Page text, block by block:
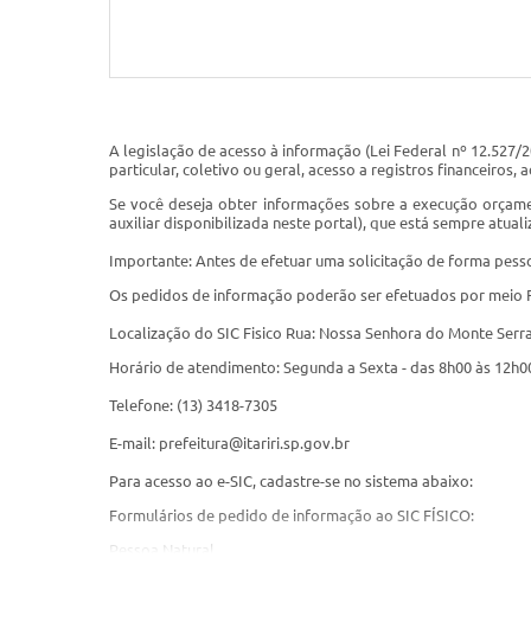
A legislação de acesso à informação (Lei Federal nº
particular, coletivo ou geral, acesso a registros financeiros,
Se você deseja obter informações sobre a execução
auxiliar disponibilizada neste portal), que está sempre
Importante: Antes de efetuar uma solicitação de forma
Os pedidos de informação poderão ser efetuados por meio
Localização do SIC Fisico Rua: Nossa Senhora do Monte
Horário de atendimento: Segunda a Sexta - das 8h00 às
Telefone: (13) 3418-7305
E-mail: prefeitura@itariri.sp.gov.br
Para acesso ao e-SIC, cadastre-se no sistema abaixo:
Formulários de pedido de informação ao SIC FÍSICO:
Pessoa Natural